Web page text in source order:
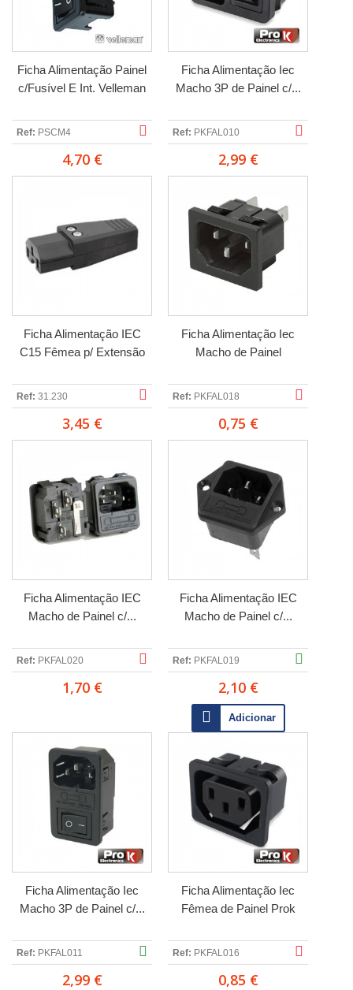
Ficha Alimentação Painel
c/Fusível E Int. Velleman
Ref: PSCM4
4,70 €
Ficha Alimentação Iec
Macho 3P de Painel c/...
Ref: PKFAL010
2,99 €
Ficha Alimentação IEC
C15 Fêmea p/ Extensão
Ref: 31.230
3,45 €
Ficha Alimentação Iec
Macho de Painel
Ref: PKFAL018
0,75 €
Ficha Alimentação IEC
Macho de Painel c/...
Ref: PKFAL020
1,70 €
Ficha Alimentação IEC
Macho de Painel c/...
Ref: PKFAL019
2,10 €
Adicionar
Ficha Alimentação Iec
Macho 3P de Painel c/...
Ref: PKFAL011
2,99 €
Ficha Alimentação Iec
Fêmea de Painel Prok
Ref: PKFAL016
0,85 €